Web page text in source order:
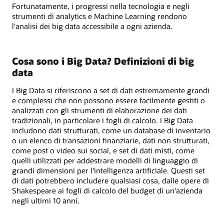
Fortunatamente, i progressi nella tecnologia e negli
strumenti di analytics e Machine Learning rendono
l'analisi dei big data accessibile a ogni azienda.
Cosa sono i Big Data? Definizioni di big
data
I Big Data si riferiscono a set di dati estremamente grandi
e complessi che non possono essere facilmente gestiti o
analizzati con gli strumenti di elaborazione dei dati
tradizionali, in particolare i fogli di calcolo. I Big Data
includono dati strutturati, come un database di inventario
o un elenco di transazioni finanziarie, dati non strutturati,
come post o video sui social, e set di dati misti, come
quelli utilizzati per addestrare modelli di linguaggio di
grandi dimensioni per l'intelligenza artificiale. Questi set
di dati potrebbero includere qualsiasi cosa, dalle opere di
Shakespeare ai fogli di calcolo del budget di un'azienda
negli ultimi 10 anni.